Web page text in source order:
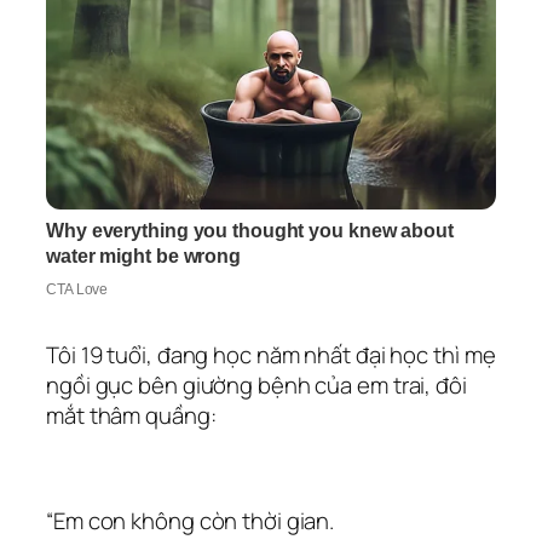
Tôi 19 tuổi, đang học năm nhất đại học thì mẹ
ngồi gục bên giường bệnh của em trai, đôi
mắt thâm quầng:
“Em con không còn thời gian.